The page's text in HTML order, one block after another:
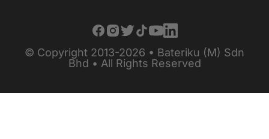
© Copyright 2013-2026 • Bateriku (M) Sdn
Bhd • All Rights Reserved